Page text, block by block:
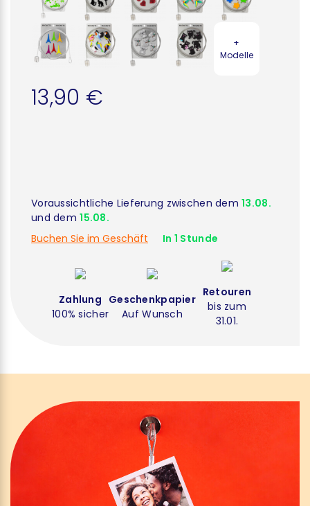
+
Modelle
13,90 €
Voraussichtliche Lieferung zwischen dem13.08.
und dem15.08.
Buchen Sie im Geschäft
In 1 Stunde
Zahlung
100% sicher
Geschenkpapier
Auf Wunsch
Retouren
bis zum
31.01.